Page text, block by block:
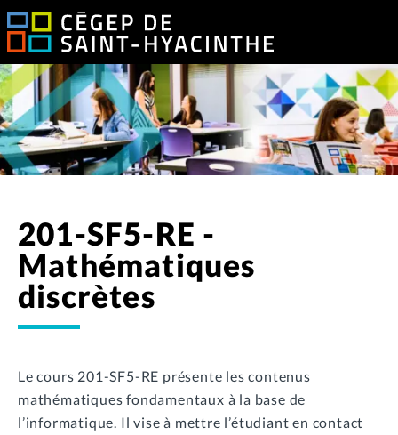
201-SF5-RE -
Mathématiques
discrètes
Le cours 201-SF5-RE présente les contenus
mathématiques fondamentaux à la base de
l’informatique. Il vise à mettre l’étudiant en contact